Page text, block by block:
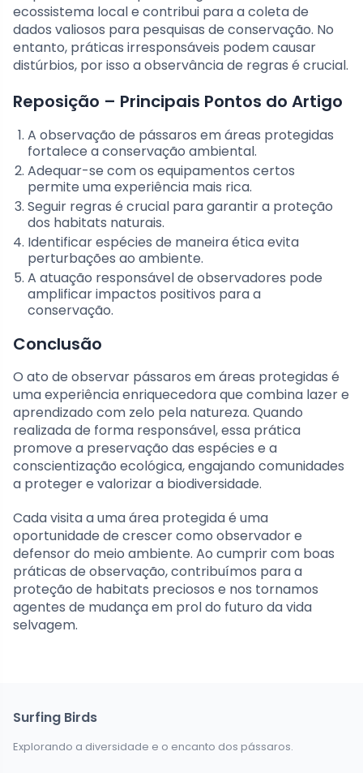
ecossistema local e contribui para a coleta de
dados valiosos para pesquisas de conservação. No
entanto, práticas irresponsáveis podem causar
distúrbios, por isso a observância de regras é crucial.
Reposição – Principais Pontos do Artigo
A observação de pássaros em áreas protegidas
fortalece a conservação ambiental.
Adequar-se com os equipamentos certos
permite uma experiência mais rica.
Seguir regras é crucial para garantir a proteção
dos habitats naturais.
Identificar espécies de maneira ética evita
perturbações ao ambiente.
A atuação responsável de observadores pode
amplificar impactos positivos para a
conservação.
Conclusão
O ato de observar pássaros em áreas protegidas é
uma experiência enriquecedora que combina lazer e
aprendizado com zelo pela natureza. Quando
realizada de forma responsável, essa prática
promove a preservação das espécies e a
conscientização ecológica, engajando comunidades
a proteger e valorizar a biodiversidade.
Cada visita a uma área protegida é uma
oportunidade de crescer como observador e
defensor do meio ambiente. Ao cumprir com boas
práticas de observação, contribuímos para a
proteção de habitats preciosos e nos tornamos
agentes de mudança em prol do futuro da vida
selvagem.
Surfing Birds
Explorando a diversidade e o encanto dos pássaros.